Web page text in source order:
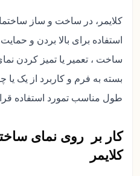
کلایمر، در ساخت و ساز
استفاده برای بالا بردن و
ساخت ، تعمیر یا تمیز کردن
بسته به فرم و کاربرد از یک یا
طول مناسب تمورد استفاده
کار بر روی نمای
کلایمر